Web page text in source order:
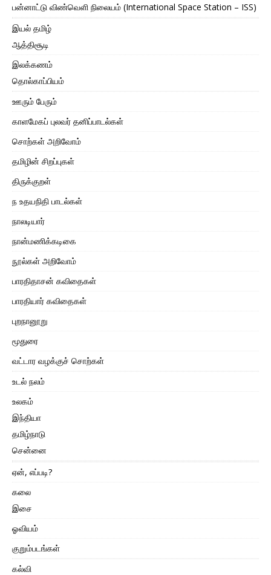
பன்னாட்டு விண்வெளி நிலையம் (International Space Station – ISS)
இயல் தமிழ்
ஆத்திசூடி
இலக்கணம்
தொல்காப்பியம்
ஊரும் பேரும்
காளமேகப் புலவர் தனிப்பாடல்கள்
சொற்கள் அறிவோம்
தமிழின் சிறப்புகள்
திருக்குறள்
ந உதயநிதி பாடல்கள்
நாலடியார்
நான்மணிக்கடிகை
நூல்கள் அறிவோம்
பாரதிதாசன் கவிதைகள்
பாரதியார் கவிதைகள்
புறநானூறு
மூதுரை
வட்டார வழக்குச் சொற்கள்
உடல் நலம்
உலகம்
இந்தியா
தமிழ்நாடு
சென்னை
ஏன், எப்படி?
கலை
இசை
ஓவியம்
குறும்படங்கள்
கல்வி